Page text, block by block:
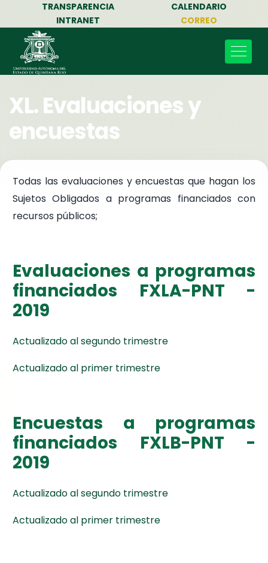
TRANSPARENCIA
CALENDARIO
INTRANET
CORREO
XL. Evaluaciones y
encuestas
Todas las evaluaciones y encuestas que hagan los
Sujetos Obligados a programas financiados con
recursos públicos;
Evaluaciones a programas
financiados FXLA-PNT -
2019
Actualizado al segundo trimestre
Actualizado al primer trimestre
Encuestas a programas
financiados FXLB-PNT -
2019
Actualizado al segundo trimestre
Actualizado al primer trimestre